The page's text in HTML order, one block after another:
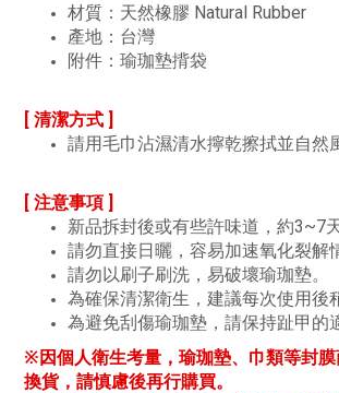
材質：天然橡膠 Natural Rubber
產地：台灣
附件：瑜珈墊揹袋
[ 清潔方式 ]
請用毛巾沾濕清水擰乾擦拭並自然
[ 注意事項 ]
新品拆封後或有些許味道，約3~7
請勿直接日曬，容易加速氧化裂解
請勿以刷子刷洗，易破壞瑜珈墊。
為確保清潔衛生，建議每次使用後
為避免刮傷瑜珈墊，請保持趾甲的
※因個人衛生考量，瑜珈墊、巾類等封
換貨，請慎慮後再行購買。